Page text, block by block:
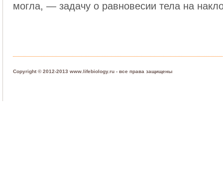
могла, — задачу о равновесии тела на
Copyright © 2012-2013 www.lifebiology.ru - все права защищены